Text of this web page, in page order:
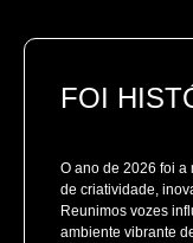
FOI
O ano de 2026 foi a
de criatividade,
Reunimos vozes
ambiente vibrante